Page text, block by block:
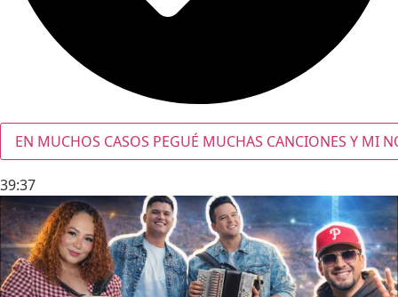
EN MUCHOS CASOS PEGUÉ MUCHAS CANCIONES Y MI
39:37